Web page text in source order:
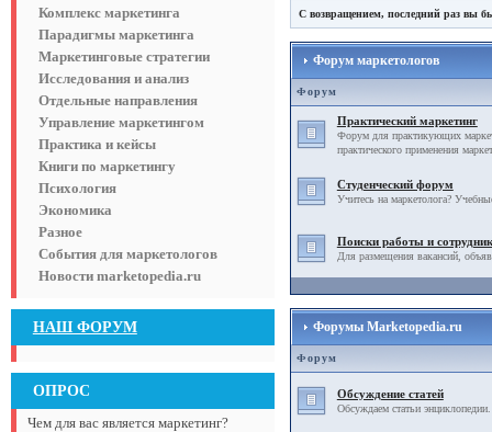
Комплекс маркетинга
Парадигмы маркетинга
Маркетинговые стратегии
Исследования и анализ
Отдельные направления
Управление маркетингом
Практика и кейсы
Книги по маркетингу
Психология
Экономика
Разное
События для маркетологов
Новости marketopedia.ru
НАШ ФОРУМ
ОПРОС
Чем для вас является маркетинг?
С возвращением, последний раз вы
Форум маркетологов
Форум
Практический маркетинг
Форум для практикующих
практического применения
Студенческий форум
Учитесь на маркетолога?
Поиски работы и
Для размещения вакансий,
Форумы Marketopedia.ru
Форум
Обсуждение статей
Обсуждаем статьи энциклопедии.